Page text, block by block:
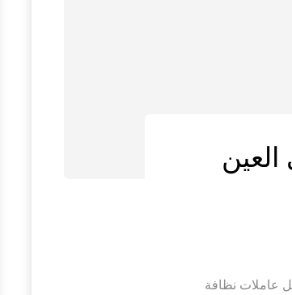
عاملات نظافة